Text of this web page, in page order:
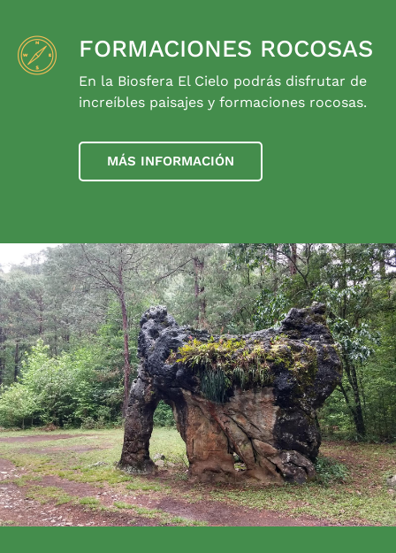
FORMACIONES ROCOSAS
En la Biosfera El Cielo podrás disfrutar de
increíbles paisajes y formaciones rocosas.
MÁS INFORMACIÓN